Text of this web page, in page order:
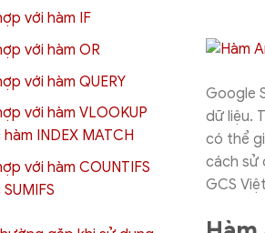
với hàm IF
với hàm OR
với hàm QUERY
với hàm VLOOKUP
INDEX MATCH
với hàm COUNTIFS
Google
dữ liệu.
có thể
cách sử
GCS